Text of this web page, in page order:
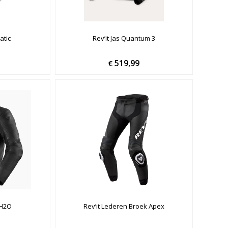
Rev’it Jas Quantum 3
€ 519,99
Rev’it Lederen Broek Apex